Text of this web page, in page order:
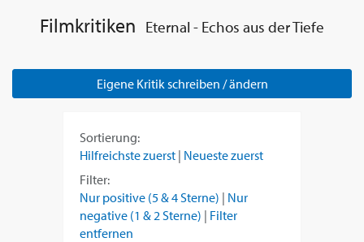
Filmkritiken Eternal - Echos aus der Tiefe
Eigene Kritik schreiben / ändern
Sortierung:
Hilfreichste zuerst | Neueste zuerst
Filter:
Nur positive (5 & 4 Sterne) | Nur
negative (1 & 2 Sterne) | Filter
entfernen